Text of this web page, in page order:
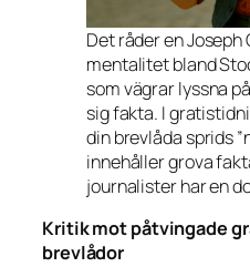
Det råder en Joseph
mentalitet bland
som vägrar lyssna
sig fakta. I
din brevlåda sprids
innehåller grova
journalister har en
Kritik mot påtvingade
brevlådor